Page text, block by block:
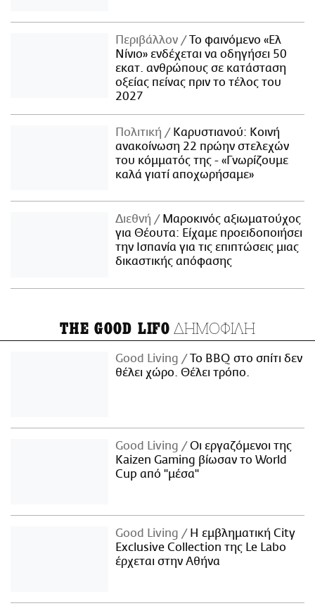
Περιβάλλον
Το φαινόμενο «Ελ
Νίνιο» ενδέχεται να οδηγήσει 50
εκατ. ανθρώπους σε κατάσταση
οξείας πείνας πριν το τέλος του
2027
Πολιτική
Καρυστιανού: Κοινή
ανακοίνωση 22 πρώην στελεχών
του κόμματός της - «Γνωρίζουμε
καλά γιατί αποχωρήσαμε»
Διεθνή
Μαροκινός αξιωματούχος
για Θέουτα: Είχαμε προειδοποιήσει
την Ισπανία για τις επιπτώσεις μιας
δικαστικής απόφασης
THE GOOD LIFO ΔΗΜΟΦΙΛΗ
Good Living
Το BBQ στο σπίτι δεν
θέλει χώρο. Θέλει τρόπο.
Good Living
Οι εργαζόμενοι της
Kaizen Gaming βίωσαν το World
Cup από "μέσα"
Good Living
Η εμβληματική City
Exclusive Collection της Le Labo
έρχεται στην Αθήνα